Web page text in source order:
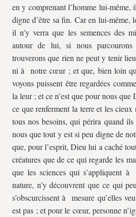
en y comprenant l’homme lui-même,
digne d’être sa fin. Car en lui-même,
il n’y verra que les semences des
autour de lui, si nous
trouverons que rien ne peut y tenir
ni à notre cœur ; et que, bien loin
voyons puissent être regardées
la leur ; et ce n’est que pour nous que
ce que renferment la terre et les cieux
tous nos besoins, qui périra quand ils
nous que tout y est si peu digne de
que, pour l’esprit, Dieu lui a caché
créatures que de ce qui regarde les
que les sciences qui s’appliquent
nature, n’y découvrent que ce qui
s’obscurcissent à mesure qu’elles
est pas ; et pour le cœur, personne